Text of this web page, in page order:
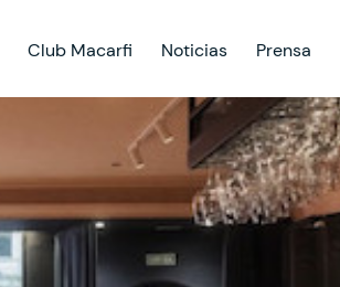
Club Macarfi Noticias Prensa